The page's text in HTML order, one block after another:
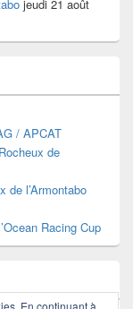
jeudi 21 août
/ APCAT
de
de l’Armontabo
Racing Cup
En continuant à